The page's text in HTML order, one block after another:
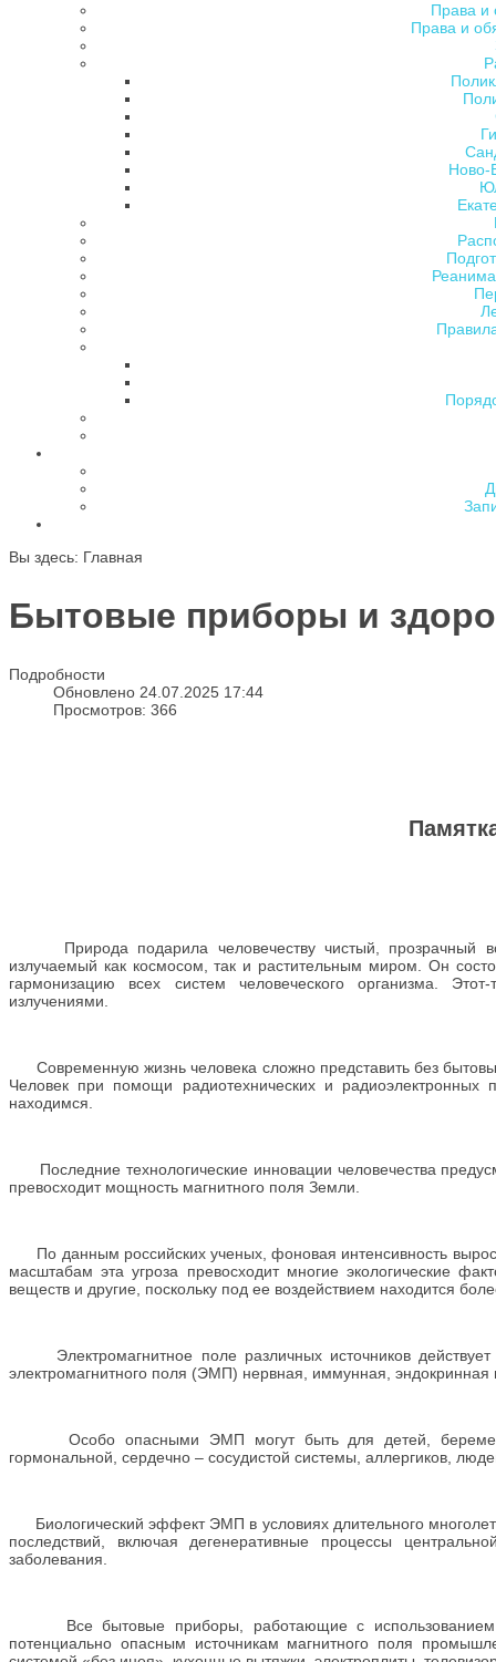
Права и
Права и
Ново-
Вы здесь: Главная
Бытовые приборы и
Подробности
Обновлено 24.07.2025 17:44
Просмотров: 366
Природа подарила человечеству чистый, прозрачный
излучаемый как космосом, так и растительным миром. Он
гармонизацию всех систем человеческого организма.
излучениями.
Современную жизнь человека сложно представить без
Человек при помощи радиотехнических и
находимся.
Последние технологические инновации человечества
превосходит мощность магнитного поля Земли.
По данным российских ученых, фоновая интенсивность
масштабам эта угроза превосходит многие экологические
веществ и другие, поскольку под ее воздействием находится
Электромагнитное поле различных источников действует
электромагнитного поля (ЭМП) нервная, иммунная, эндокринная
Особо опасными ЭМП могут быть для детей,
гормональной, сердечно – сосудистой системы, аллергиков,
Биологический эффект ЭМП в условиях длительного
последствий, включая дегенеративные процессы
заболевания.
Все бытовые приборы, работающие с использованием
потенциально опасным источникам магнитного поля